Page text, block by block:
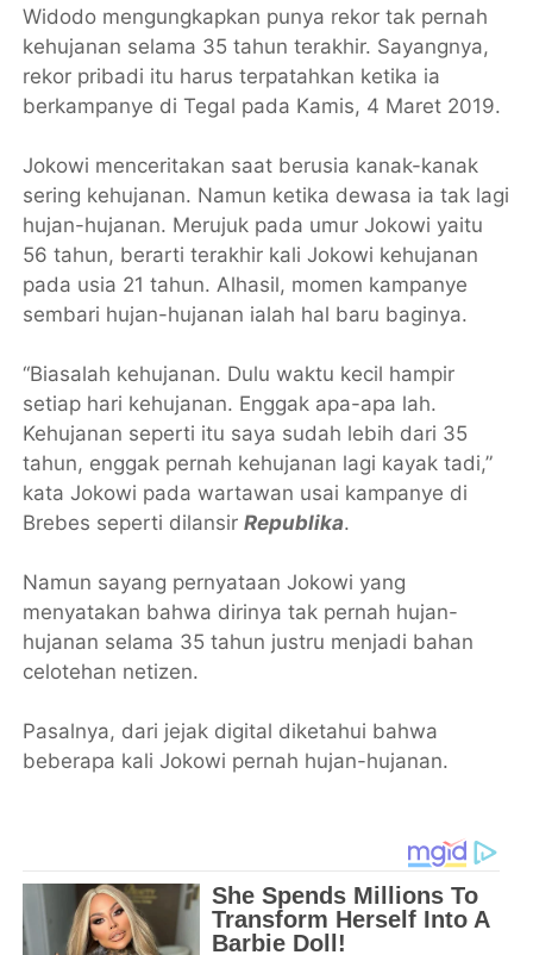
Widodo mengungkapkan punya rekor tak pernah
kehujanan selama 35 tahun terakhir. Sayangnya,
rekor pribadi itu harus terpatahkan ketika ia
berkampanye di Tegal pada Kamis, 4 Maret 2019.
Jokowi menceritakan saat berusia kanak-kanak
sering kehujanan. Namun ketika dewasa ia tak lagi
hujan-hujanan. Merujuk pada umur Jokowi yaitu
56 tahun, berarti terakhir kali Jokowi kehujanan
pada usia 21 tahun. Alhasil, momen kampanye
sembari hujan-hujanan ialah hal baru baginya.
“Biasalah kehujanan. Dulu waktu kecil hampir
setiap hari kehujanan. Enggak apa-apa lah.
Kehujanan seperti itu saya sudah lebih dari 35
tahun, enggak pernah kehujanan lagi kayak tadi,”
kata Jokowi pada wartawan usai kampanye di
Brebes seperti dilansirRepublika.
Namun sayang pernyataan Jokowi yang
menyatakan bahwa dirinya tak pernah hujan-
hujanan selama 35 tahun justru menjadi bahan
celotehan netizen.
Pasalnya, dari jejak digital diketahui bahwa
beberapa kali Jokowi pernah hujan-hujanan.